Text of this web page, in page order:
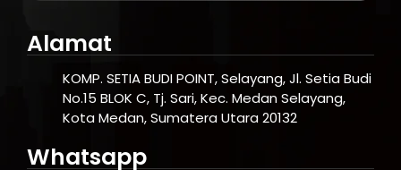
Alamat
KOMP. SETIA BUDI POINT, Selayang, Jl. Setia Budi
No.15 BLOK C, Tj. Sari, Kec. Medan Selayang,
Kota Medan, Sumatera Utara 20132
Whatsapp